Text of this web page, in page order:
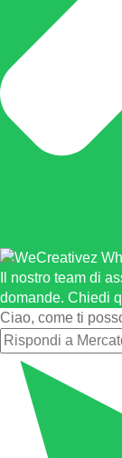
Il nostro team di
domande. Chiedi
Ciao, come ti